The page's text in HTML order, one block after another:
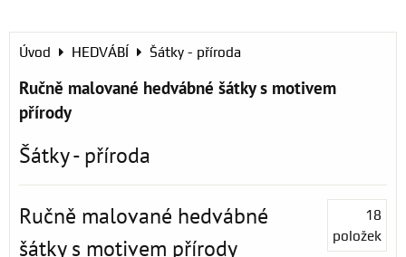
Úvod HEDVÁBÍ Šátky - příroda
Ručně malované hedvábné šátky s motivem
přírody
Šátky - příroda
Ručně malované hedvábné
šátky s motivem přírody
18
položek